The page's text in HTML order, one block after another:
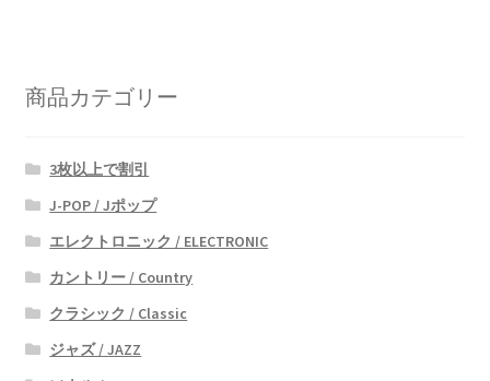
商品カテゴリー
3枚以上で割引
J-POP / Jポップ
エレクトロニック / ELECTRONIC
カントリー / Country
クラシック / Classic
ジャズ / JAZZ